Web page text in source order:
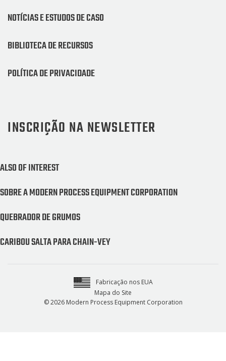
NOTÍCIAS E ESTUDOS DE CASO
BIBLIOTECA DE RECURSOS
POLÍTICA DE PRIVACIDADE
INSCRIÇÃO NA NEWSLETTER
ALSO OF INTEREST
SOBRE A MODERN PROCESS EQUIPMENT CORPORATION
QUEBRADOR DE GRUMOS
CARIBOU SALTA PARA CHAIN-VEY
Fabricação nos EUA
Mapa do Site
© 2026 Modern Process Equipment Corporation